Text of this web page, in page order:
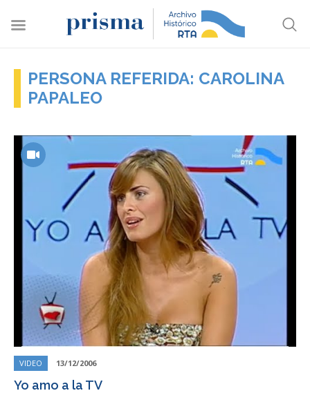
PERSONA REFERIDA: CAROLINA
PAPALEO
VIDEO 13/12/2006
Yo amo a la TV